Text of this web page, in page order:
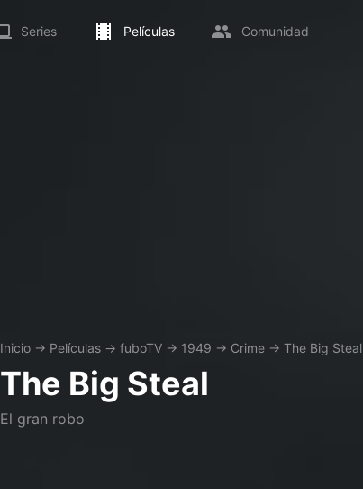
Series Películas Comunidad
Inicio → Películas → fuboTV → 1949 → Crime → The Big Steal
The Big Steal
El gran robo